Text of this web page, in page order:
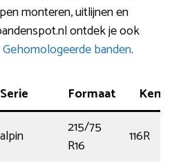
monteren, uitlijnen en
ontdek je ook
Gehomologeerde banden.
Serie Formaat
215/75
R16
116R